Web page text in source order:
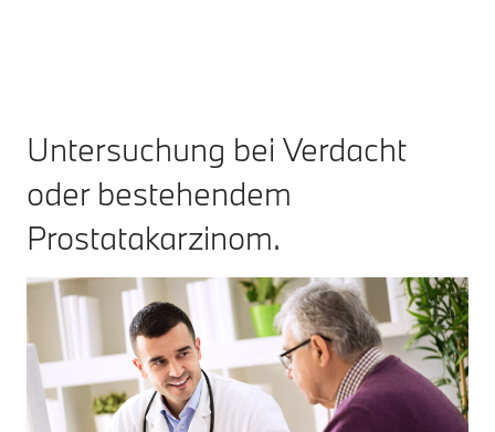
Untersuchung bei Verdacht
oder bestehendem
Prostatakarzinom.